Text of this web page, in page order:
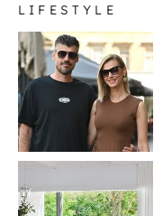
LIFESTYLE